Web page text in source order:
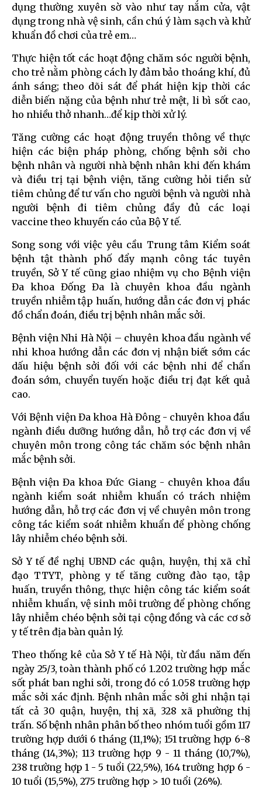
dụng thường xuyên sờ vào như tay nắm cửa, vật
dụng trong nhà vệ sinh, cần chú ý làm sạch và khử
khuẩn đồ chơi của trẻ em…
Thực hiện tốt các hoạt động chăm sóc người bệnh,
cho trẻ nằm phòng cách ly đảm bảo thoáng khí, đủ
ánh sáng; theo dõi sát để phát hiện kịp thời các
diễn biến nặng của bệnh như trẻ mệt, li bì sốt cao,
ho nhiều thở nhanh…để kịp thời xử lý.
Tăng cường các hoạt động truyền thông về thực
hiện các biện pháp phòng, chống bệnh sởi cho
bệnh nhân và người nhà bệnh nhân khi đến khám
và điều trị tại bệnh viện, tăng cường hỏi tiền sử
tiêm chủng để tư vấn cho người bệnh và người nhà
người bệnh đi tiêm chủng đầy đủ các loại
vaccine theo khuyến cáo của Bộ Y tế.
Song song với việc yêu cầu Trung tâm Kiểm soát
bệnh tật thành phố đẩy mạnh công tác tuyên
truyền, Sở Y tế cũng giao nhiệm vụ cho Bệnh viện
Đa khoa Đống Đa là chuyên khoa đầu ngành
truyền nhiễm tập huấn, hướng dẫn các đơn vị phác
đồ chẩn đoán, điều trị bệnh nhân mắc sởi.
Bệnh viện Nhi Hà Nội – chuyên khoa đầu ngành về
nhi khoa hướng dẫn các đơn vị nhận biết sớm các
dấu hiệu bệnh sởi đối với các bệnh nhi để chẩn
đoán sớm, chuyển tuyến hoặc điều trị đạt kết quả
cao.
Với Bệnh viện Đa khoa Hà Đông - chuyên khoa đầu
ngành điều dưỡng hướng dẫn, hỗ trợ các đơn vị về
chuyên môn trong công tác chăm sóc bệnh nhân
mắc bệnh sởi.
Bệnh viện Đa khoa Đức Giang - chuyên khoa đầu
ngành kiểm soát nhiễm khuẩn có trách nhiệm
hướng dẫn, hỗ trợ các đơn vị về chuyên môn trong
công tác kiểm soát nhiễm khuẩn để phòng chống
lây nhiễm chéo bệnh sởi.
Sở Y tế đề nghị UBND các quận, huyện, thị xã chỉ
đạo TTYT, phòng y tế tăng cường đào tạo, tập
huấn, truyền thông, thực hiện công tác kiểm soát
nhiễm khuẩn, vệ sinh môi trường để phòng chống
lây nhiễm chéo bệnh sởi tại cộng đồng và các cơ sở
y tế trên địa bàn quản lý.
Theo thống kê của Sở Y tế Hà Nội, từ đầu năm đến
ngày 25/3, toàn thành phố có 1.202 trường hợp mắc
sốt phát ban nghi sởi, trong đó có 1.058 trường hợp
mắc sởi xác định. Bệnh nhân mắc sởi ghi nhận tại
tất cả 30 quận, huyện, thị xã, 328 xã phường thị
trấn. Số bệnh nhân phân bố theo nhóm tuổi gồm 117
trường hợp dưới 6 tháng (11,1%); 151 trường hợp 6-8
tháng (14,3%); 113 trường hợp 9 - 11 tháng (10,7%),
238 trường hợp 1 - 5 tuổi (22,5%), 164 trường hợp 6 -
10 tuổi (15,5%), 275 trường hợp > 10 tuổi (26%).